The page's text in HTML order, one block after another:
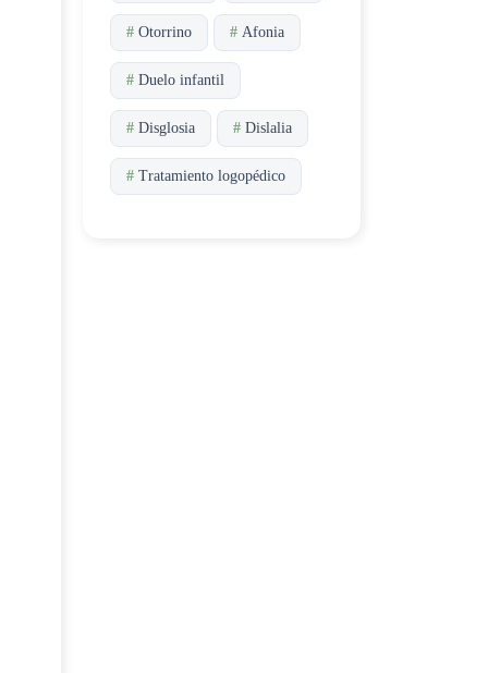
# Otorrino # Afonia
# Duelo infantil
# Disglosia # Dislalia
# Tratamiento logopédico